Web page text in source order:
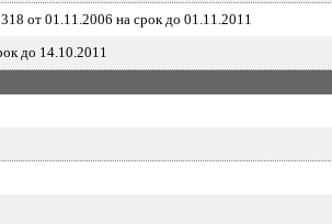
от 01.11.2006 на срок до 01.11.2011
до 14.10.2011